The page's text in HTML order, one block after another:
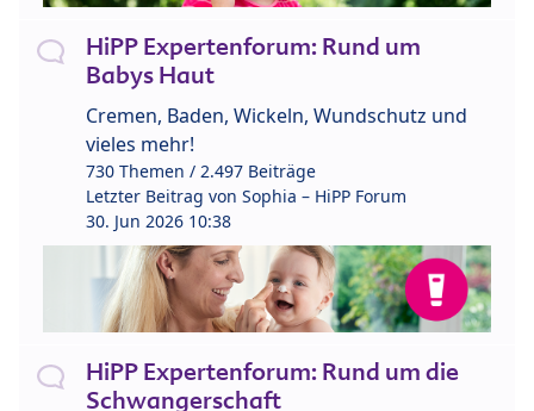
HiPP Expertenforum: Rund um
Babys Haut
Cremen, Baden, Wickeln, Wundschutz und
vieles mehr!
730 Themen / 2.497 Beiträge
Letzter Beitrag von Sophia – HiPP Forum
30. Jun 2026 10:38
HiPP Expertenforum: Rund um die
Schwangerschaft